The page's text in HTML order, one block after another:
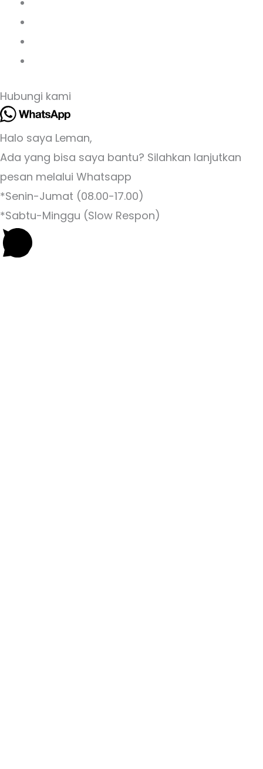
Hubungi kami
Halo saya Leman,
Ada yang bisa saya bantu? Silahkan lanjutkan
pesan melalui Whatsapp
*Senin-Jumat (08.00-17.00)
*Sabtu-Minggu (Slow Respon)